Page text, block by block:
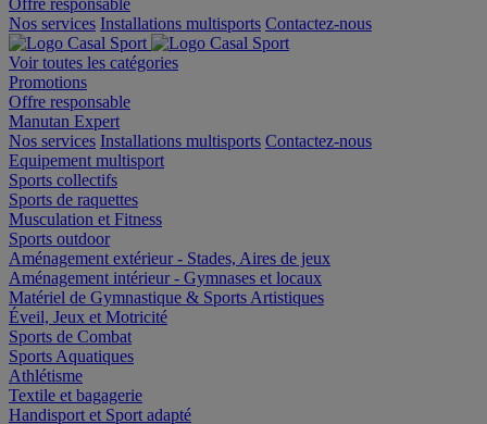
Nos services Installations multisports Contactez-nous
Voir toutes les catégories
Promotions
Offre responsable
Manutan Expert
Nos services Installations multisports Contactez-nous
Equipement multisport
Sports collectifs
Sports de raquettes
Musculation et Fitness
Sports outdoor
Aménagement extérieur - Stades, Aires de jeux
Aménagement intérieur - Gymnases et locaux
Matériel de Gymnastique & Sports Artistiques
Éveil, Jeux et Motricité
Sports de Combat
Sports Aquatiques
Athlétisme
Textile et bagagerie
Handisport et Sport adapté